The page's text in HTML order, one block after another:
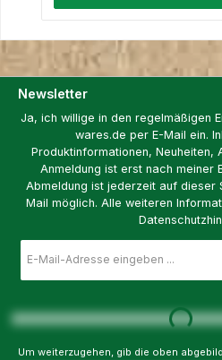
Newsletter
Ja, ich willige in den regelmäßigen
wares.de per E-Mail ein.
Produktinformationen, Neuheiten,
Anmeldung ist erst nach meiner
Abmeldung ist jederzeit auf dieser
Mail möglich. Alle weiteren
Mail-
Loading...
Um weiterzugehen, gib die oben